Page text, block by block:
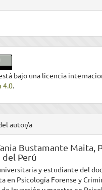
bajo una licencia
4.0.
autor/a
Bustamante Maita,
del Perú
y estudiante del
en Psicología Forense y